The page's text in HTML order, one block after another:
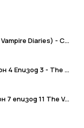
Дневниците на Вампира (the Vampire Diaries) - Сезон 6, епизод 20 (бг Аудио)
Дневниците на Вампира Сезон 4 Епизод 3 - The Vampire Diaries Season 4 Episode 3
Дневниците на Вампира сезон 7 епизод 11 The Vampire Diaries - Season 7 Episode 11